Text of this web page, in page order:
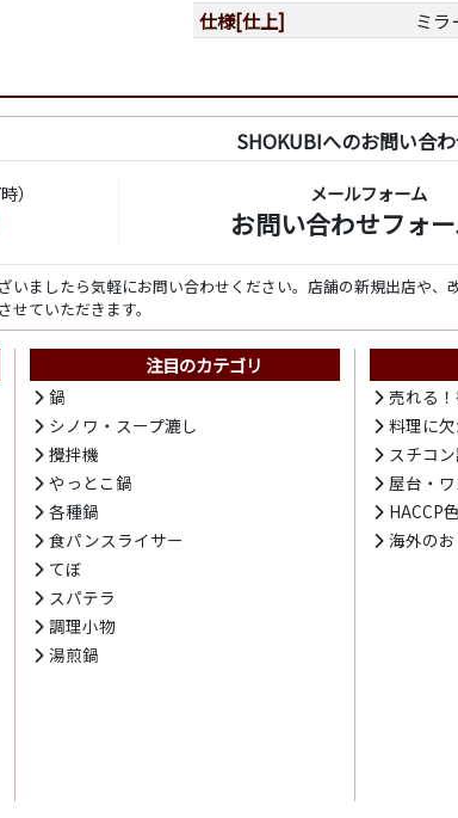
仕様[仕上]
ミラ
SHOKUBIへのお問い合
） メールフォーム
お問い合わせフォ
いましたら気軽にお問い合わせください。店舗の新規出店や
ていただきます。
注目のカテゴリ
鍋
シノワ・スープ漉し
攪拌機
やっとこ鍋
各種鍋
食パンスライサー
てぼ
スパテラ
調理小物
湯煎鍋
売れる
料理に
スチコ
屋台・
HACCP
海外の